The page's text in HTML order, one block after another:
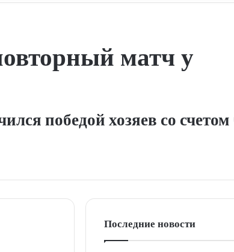
матч у
победой хозяев со
Последние новости